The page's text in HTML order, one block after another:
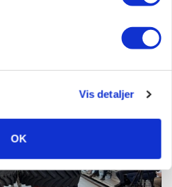
Vis detaljer
OK
kg vokser: Polsk kylling